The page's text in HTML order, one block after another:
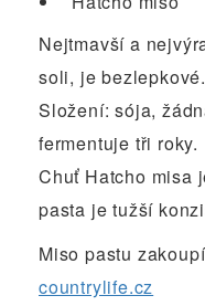
Nejtmavší a
soli, je bezlepkové.
Složení: sója,
fermentuje tři roky.
Chuť Hatcho misa
pasta je tužší
Miso pastu
countrylife.cz